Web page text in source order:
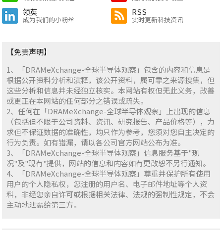
领英
成为我们的小粉丝
RSS
实时更新科技资讯
【免责声明】
1、「DRAMeXchange-全球半导体观察」包含的内容和信息是
根据公开资料分析和演释，该公开资料，属可靠之来源搜集，但
这些分析和信息并未经独立核实。本网站有权但无此义务，改善
或更正在本网站的任何部分之错误或疏失。
2、任何在「DRAMeXchange-全球半导体观察」上出现的信息
（包括但不限于公司资料、资讯、研究报告、产品价格等），力
求但不保证数据的准确性，均只作为参考，您须对您自主决定的
行为负责。如有错漏，请以各公司官方网站公布为准。
3、「DRAMeXchange-全球半导体观察」信息服务基于"现
况"及"现有"提供，网站的信息和内容如有更改恕不另行通知。
4、「DRAMeXchange-全球半导体观察」尊重并保护所有使用
用户的个人隐私权，您注册的用户名、电子邮件地址等个人资
料，非经您亲自许可或根据相关法律、法规的强制性规定，不会
主动地泄露给第三方。